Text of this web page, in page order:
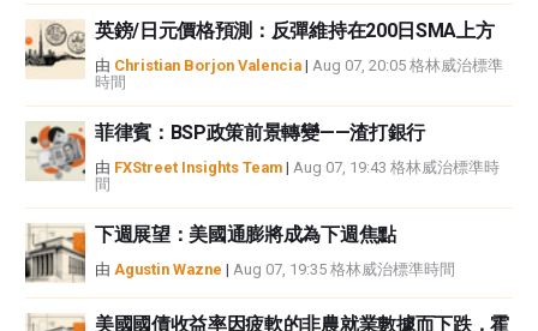
英鎊/日元價格預測：反彈維持在200日SMA上方
由 Christian Borjon Valencia | Aug 07, 20:05 格林威治標準
時間
菲律賓：BSP政策前景轉變——渣打銀行
由 FXStreet Insights Team | Aug 07, 19:43 格林威治標準時
間
下週展望：美國通膨將成為下週焦點
由 Agustin Wazne | Aug 07, 19:35 格林威治標準時間
美國國債收益率因疲軟的非農就業數據而下跌，霍